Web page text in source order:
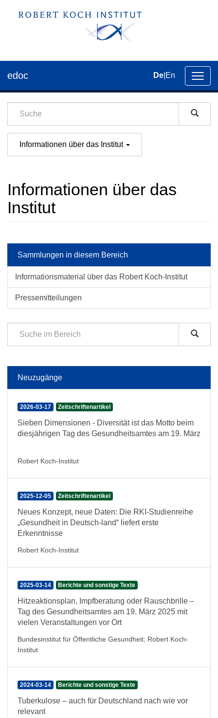
der
edoc De En
Informationen über das Institut
Informationen über das
Institut
Sammlungen in diesem Bereich
Informationsmaterial über das Robert Koch-Institut
Pressemitteilungen
Neuzugänge
2026-03-17 Zeitschriftenartikel
Sieben Dimensionen - Diversität ist das Motto beim
diesjährigen Tag des Gesundheitsamtes am 19. März
Robert Koch-Institut
2025-12-05 Zeitschriftenartikel
Neues Konzept, neue Daten: Die RKI-Studienreihe
„Gesundheit in Deutsch-land“ liefert erste
Erkenntnisse
Robert Koch-Institut
2025-03-14 Berichte und sonstige Texte
Hitzeaktionsplan, Impfberatung oder Rauschbrille –
Tag des Gesundheitsamtes am 19. März 2025 mit
vielen Veranstaltungen vor Ort
Bundesinstitut für Öffentliche Gesundheit; Robert Koch-
Institut
2024-03-14 Berichte und sonstige Texte
Tuberkulose – auch für Deutschland nach wie vor
relevant